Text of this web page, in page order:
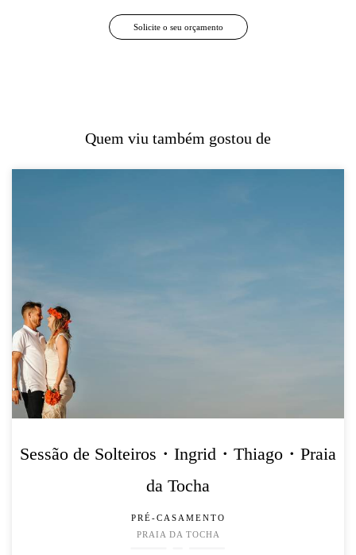
Solicite o seu orçamento
Quem viu também gostou de
Sessão de Solteiros・Ingrid・Thiago・Praia
da Tocha
PRÉ-CASAMENTO
PRAIA DA TOCHA